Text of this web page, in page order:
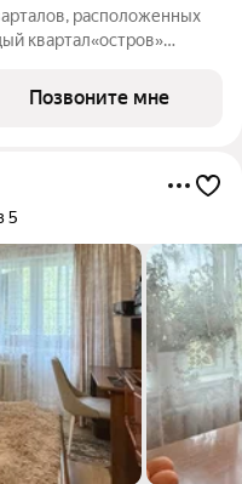
расположенных
квартал«остров»
Концепция 15-ти
сад,
Позвоните мне
5